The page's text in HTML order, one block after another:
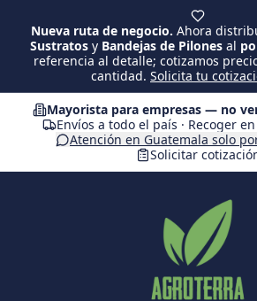
Nueva ruta de negocio. Ahora
Sustratosy Bandejas de Pilonesal
referencia al detalle; cotizamos
cantidad. Solicita tu
Mayorista para empresas — no
Envíos a todo el país · Recoger
Atención en Guatemala solo
Solicitar